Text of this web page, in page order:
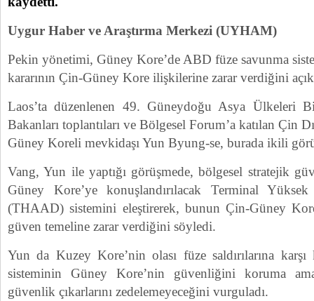
Uygur Haber ve Araştırma Merkezi (UYHAM)
Pekin yönetimi, Güney Kore’de ABD füze savunma
kararının Çin-Güney Kore ilişkilerine zarar verdiğini
Laos’ta düzenlenen 49. Güneydoğu Asya Ülkeleri
Bakanları toplantıları ve Bölgesel Forum’a katılan Çin
Güney Koreli mevkidaşı Yun Byung-se, burada ikili
Vang, Yun ile yaptığı görüşmede, bölgesel stratejik
Güney Kore’ye konuşlandırılacak Terminal
(THAAD) sistemini eleştirerek, bunun Çin-Güney
güven temeline zarar verdiğini söyledi.
Yun da Kuzey Kore’nin olası füze saldırılarına
sisteminin Güney Kore’nin güvenliğini koruma
güvenlik çıkarlarını zedelemeyeceğini vurguladı.